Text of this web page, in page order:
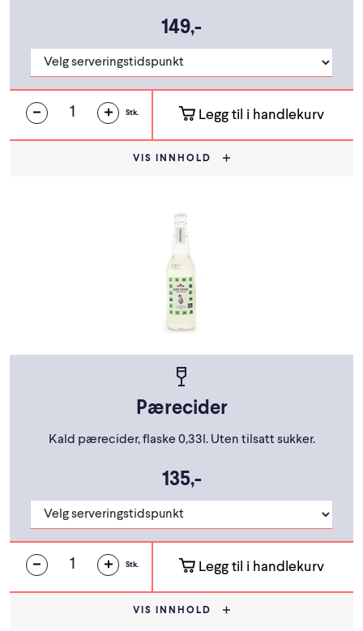
149,-
Stk. Legg til i handlekurv
VIS INNHOLD
Pærecider
Kald pærecider, flaske 0,33l. Uten tilsatt sukker.
135,-
Stk. Legg til i handlekurv
VIS INNHOLD